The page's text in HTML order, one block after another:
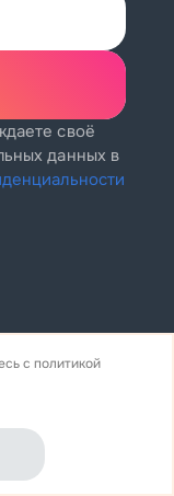
своё
данных в
109
с политикой